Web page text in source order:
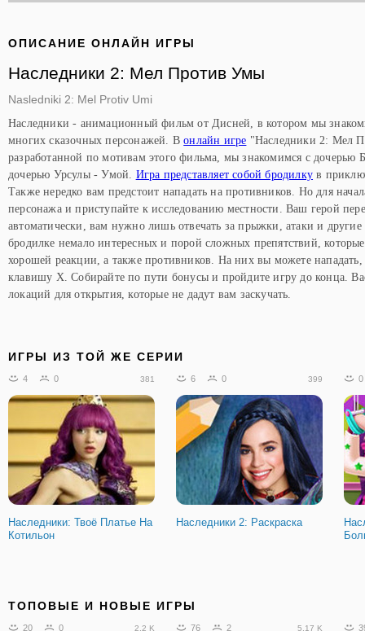
ОПИСАНИЕ ОНЛАЙН ИГРЫ
Наследники 2: Мел Против Умы
Nasledniki 2: Mel Protiv Umi
Наследники - анимационный фильм от Дисней, в котором мы
многих сказочных персонажей. Вонлайн игре "Наследники 2: Мел
разработанной по мотивам этого фильма, мы знакомимся с дочерью
дочерью Урсулы - Умой. Игра представляет собой бродилку в
Также нередко вам предстоит нападать на противников. Но для
персонажа и приступайте к исследованию местности. Ваш герой
автоматически, вам нужно лишь отвечать за прыжки, атаки и другие
бродилке немало интересных и порой сложных препятствий,
хорошей реакции, а также противников. На них вы можете нападать,
клавишу X. Собирайте по пути бонусы и пройдите игру до конца.
локаций для открытия, которые не дадут вам заскучать.
ИГРЫ ИЗ ТОЙ ЖЕ СЕРИИ
4 0 381
Наследники: Твоё Платье На
Котильон
6 0 399
Наследники 2: Раскраска
0
ТОПОВЫЕ И НОВЫЕ ИГРЫ
20 0 2.2 K 76 2 5.17 K